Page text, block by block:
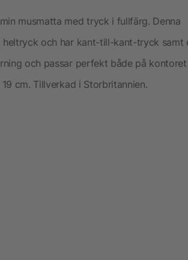
musmatta med tryck i fullfärg. Denna
och har kant-till-kant-tryck samt
och passar perfekt både på
cm. Tillverkad i Storbritannien.